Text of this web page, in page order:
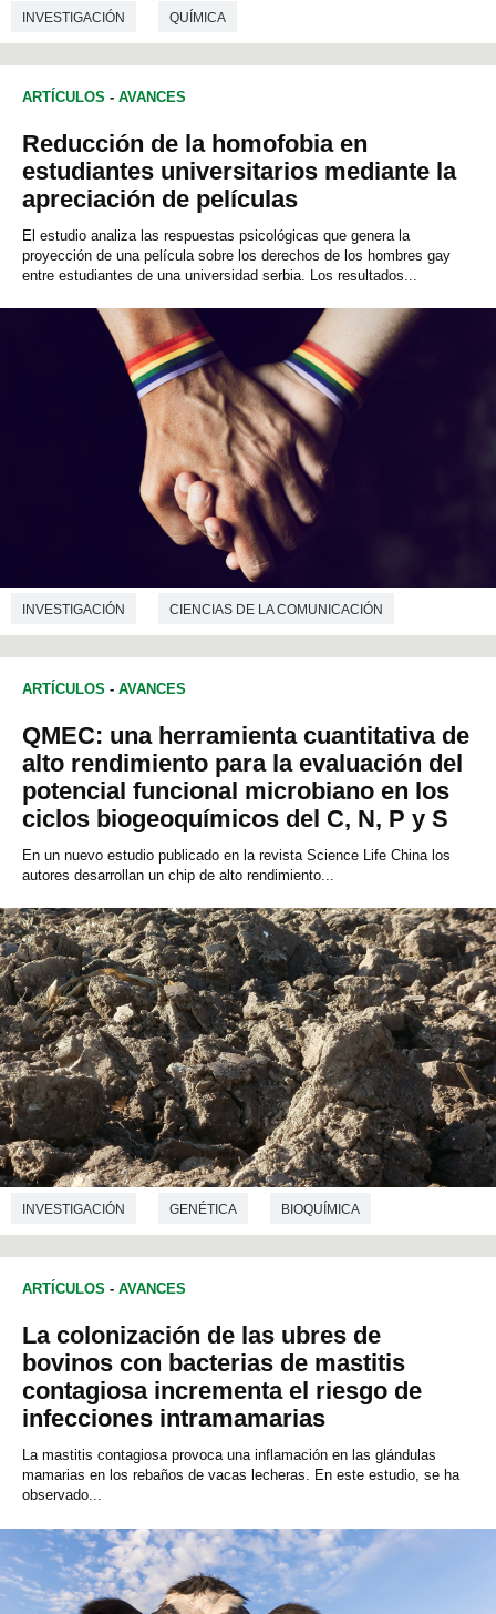
INVESTIGACIÓN QUÍMICA
ARTÍCULOS - AVANCES
Reducción de la homofobia en
estudiantes universitarios mediante la
apreciación de películas
El estudio analiza las respuestas psicológicas que genera la
proyección de una película sobre los derechos de los hombres gay
entre estudiantes de una universidad serbia. Los resultados...
INVESTIGACIÓN CIENCIAS DE LA COMUNICACIÓN
ARTÍCULOS - AVANCES
QMEC: una herramienta cuantitativa de
alto rendimiento para la evaluación del
potencial funcional microbiano en los
ciclos biogeoquímicos del C, N, P y S
En un nuevo estudio publicado en la revista Science Life China los
autores desarrollan un chip de alto rendimiento...
INVESTIGACIÓN GENÉTICA BIOQUÍMICA
ARTÍCULOS - AVANCES
La colonización de las ubres de
bovinos con bacterias de mastitis
contagiosa incrementa el riesgo de
infecciones intramamarias
La mastitis contagiosa provoca una inflamación en las glándulas
mamarias en los rebaños de vacas lecheras. En este estudio, se ha
observado...